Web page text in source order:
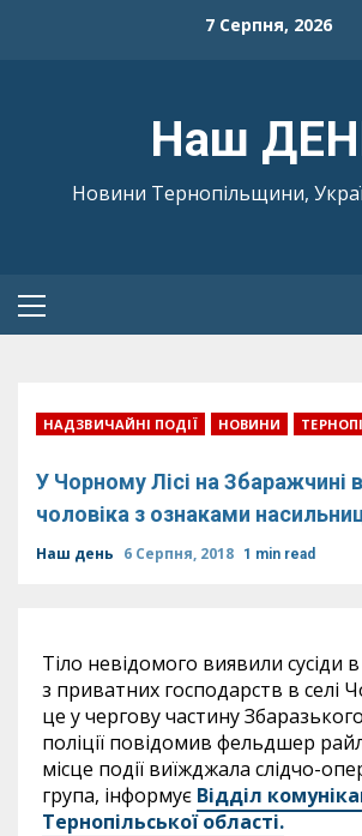
7 Серпня, 2026
Наш
Новини Тернопільщини,
Primary
НАДЗВИЧАЙНІ ПОДІЇ НОВИНИ
У Чорному Лісі на Збаражчині
чоловіка з ознаками
Наш день 6 Серпня, 2018 1 min read
Тіло невідомого виявили сусіди
з приватних господарств в селі
це у чергову частину
поліції повідомив фельдшер
місце події виїжджала слідчо-
група, інформує Відділ
Тернопільської області.